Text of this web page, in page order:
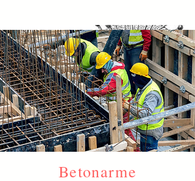
Terzilik
Betonarme